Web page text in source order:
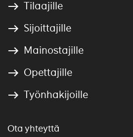
Tilaajille
Sijoittajille
Mainostajille
Opettajille
Työnhakijoille
Ota yhteyttä